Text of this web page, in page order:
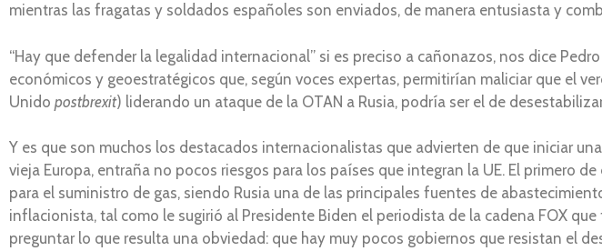
mientras las fragatas y soldados españoles son enviados, de manera entusiasta y
“Hay que defender la legalidad internacional” si es preciso a cañonazos, nos dice
económicos y geoestratégicos que, según voces expertas, permitirían maliciar que el
Unido postbrexit) liderando un ataque de la OTAN a Rusia, podría ser el de
Y es que son muchos los destacados internacionalistas que advierten de que iniciar
vieja Europa, entraña no pocos riesgos para los países que integran la UE. El primero
para el suministro de gas, siendo Rusia una de las principales fuentes de
inflacionista, tal como le sugirió al Presidente Biden el periodista de la cadena FOX
preguntar lo que resulta una obviedad: que hay muy pocos gobiernos que resistan el